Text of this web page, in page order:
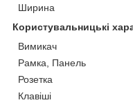
Ширина
Користувальницькі
Вимикач
Рамка, Панель
Розетка
Клавіші